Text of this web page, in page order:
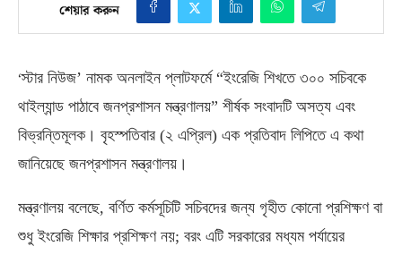
শেয়ার করুন
‘স্টার নিউজ’ নামক অনলাইন প্লাটফর্মে “ইংরেজি শিখতে ৩০০ সচিবকে
থাইল্যান্ড পাঠাবে জনপ্রশাসন মন্ত্রণালয়” শীর্ষক সংবাদটি অসত্য এবং
বিভ্রন্তিমূলক। বৃহস্পতিবার (২ এপ্রিল) এক প্রতিবাদ লিপিতে এ কথা
জানিয়েছে জনপ্রশাসন মন্ত্রণালয়।
মন্ত্রণালয় বলেছে, বর্ণিত কর্মসূচিটি সচিবদের জন্য গৃহীত কোনো প্রশিক্ষণ বা
শুধু ইংরেজি শিক্ষার প্রশিক্ষণ নয়; বরং এটি সরকারের মধ্যম পর্যায়ের